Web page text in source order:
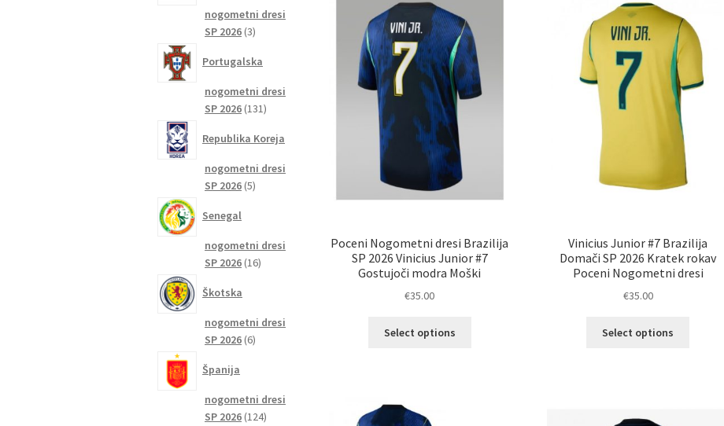
izberete
na
strani
izdelka
izberete
na
strani
izdelka
Poceni Nogometni dresi Brazilija
SP 2026 Vinicius Junior #7
Gostujoči modra Moški
€35.00
Select options
Vinicius Junior #7 Brazilija
Domači SP 2026 Kratek rokav
Poceni Nogometni dresi
€35.00
Select options
nogometni dresi
SP 2026 33
Portugalska
nogometni dresi
SP 2026 131131
Republika Koreja
nogometni dresi
SP 2026 55
Senegal
nogometni dresi
SP 2026 1616
Škotska
nogometni dresi
SP 2026 66
Španija
nogometni dresi
SP 2026 124124